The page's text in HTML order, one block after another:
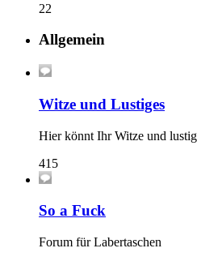
22
Allgemein
Witze und Lustiges
Hier könnt Ihr Witze und
415
So a Fuck
Forum für Labertaschen